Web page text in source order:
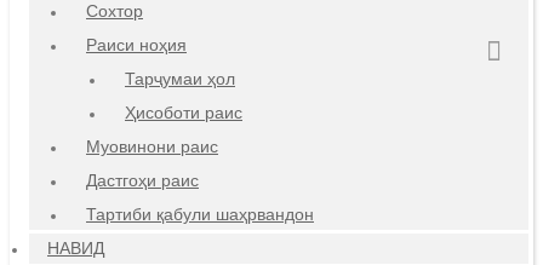
Сохтор
Раиси ноҳия
Тарҷумаи ҳол
Ҳисоботи раис
Муовинони раис
Дастгоҳи раис
Тартиби қабули шаҳрвандон
НАВИД